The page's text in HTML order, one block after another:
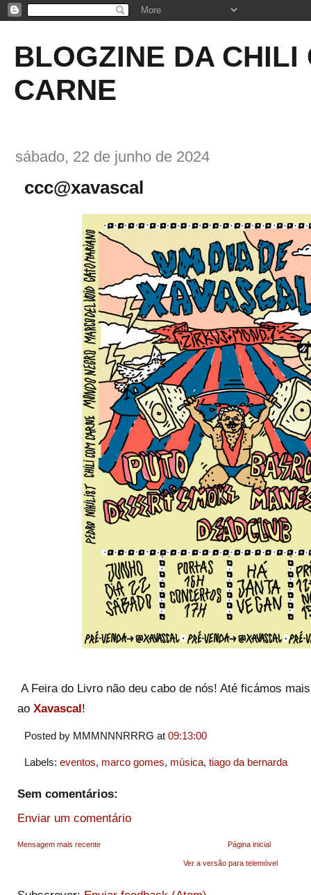
BLOGZINE DA CHILI
CARNE
sábado, 22 de junho de 2024
ccc@xavascal
A Feira do Livro não deu cabo de nós! Até ficámos
ao Xavascal!
Posted by MMMNNNRRRG at 09:13:00
Labels: eventos, marco gomes, música, tiago da bernarda
Sem comentários:
Enviar um comentário
Mensagem mais recente Página inicial
Ver a versão para telemóvel